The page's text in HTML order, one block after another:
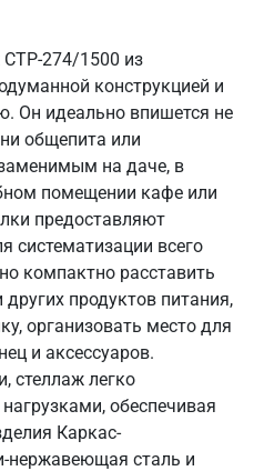
274/1500 из
конструкцией и
Он идеально впишется не
общепита или
на даче, в
помещении кафе или
предоставляют
систематизации всего
компактно расставить
продуктов питания,
организовать место для
и аксессуаров.
стеллаж легко
обеспечивая
Каркас-
нержавеющая сталь и